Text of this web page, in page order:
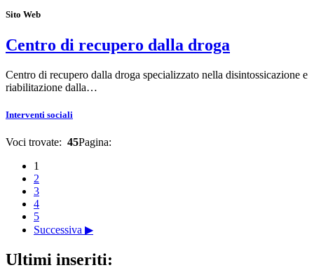
Sito Web
Centro di recupero dalla droga
Centro di recupero dalla droga specializzato nella disintossicazione e
riabilitazione dalla…
Interventi sociali
Voci trovate: 45Pagina:
1
2
3
4
5
Successiva ▶
Ultimi inseriti: